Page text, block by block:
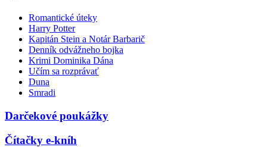
Romantické úteky
Harry Potter
Kapitán Stein a Notár Barbarič
Denník odvážneho bojka
Krimi Dominika Dána
Učím sa rozprávať
Duna
Smradi
Darčekové poukážky
Čítačky e-kníh